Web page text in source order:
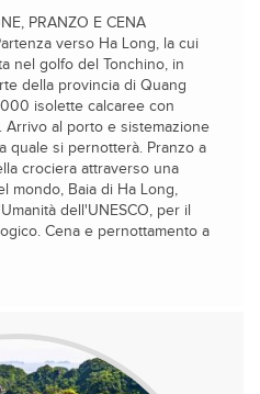
PRANZO E CENA
verso Ha Long, la cui
nel golfo del Tonchino, in
della provincia di Quang
isolette calcaree con
Arrivo al porto e sistemazione
quale si pernotterà. Pranzo a
crociera attraverso una
mondo, Baia di Ha Long,
dell'UNESCO, per il
Cena e pernottamento a